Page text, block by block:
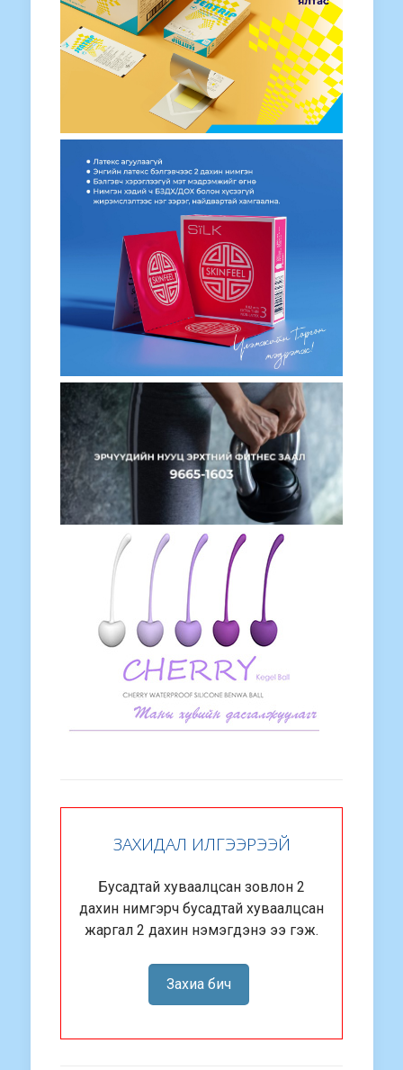
ЗАХИДАЛ ИЛГЭЭРЭЭЙ
Бусадтай хуваалцсан зовлон 2
дахин нимгэрч бусадтай хуваалцсан
жаргал 2 дахин нэмэгдэнэ ээ гэж.
Захиа бич